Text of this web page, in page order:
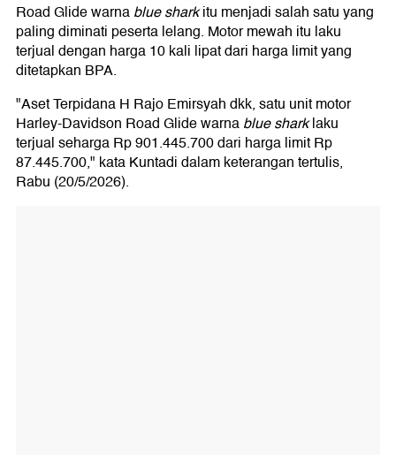
Road Glide warnablue sharkitu menjadi salah satu yang
paling diminati peserta lelang. Motor mewah itu laku
terjual dengan harga 10 kali lipat dari harga limit yang
ditetapkan BPA.
"Aset Terpidana H Rajo Emirsyah dkk, satu unit motor
Harley-Davidson Road Glide warnablue sharklaku
terjual seharga Rp 901.445.700 dari harga limit Rp
87.445.700," kata Kuntadi dalam keterangan tertulis,
Rabu (20/5/2026).